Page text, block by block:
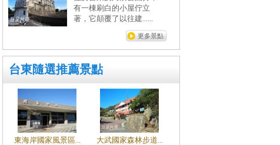
有一棟刷白的小屋佇立
著，它顛覆了以往建......
更多景點
台東隨選推薦景點
東海岸國家風景區... 大武國家森林步道...